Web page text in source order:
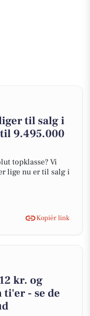
til salg i
9.495.000
topklasse? Vi
lige nu er til salg i
Kopiér link
kr. og
ti'er - se de